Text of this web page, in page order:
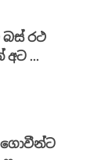
බස් රථ
අට ...
ගොවීන්ට